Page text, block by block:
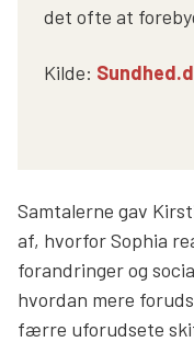
det ofte at
Kilde:
Samtalerne gav
af, hvorfor Sophia
forandringer og
hvordan mere
færre uforudsete